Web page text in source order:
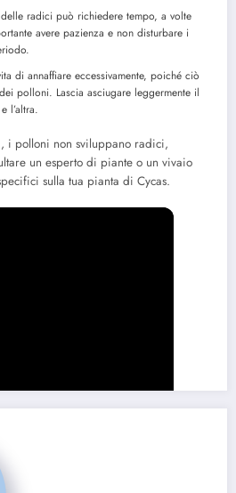
radici può richiedere tempo, a volte
avere pazienza e non disturbare i
di annaffiare eccessivamente, poiché ciò
polloni. Lascia asciugare leggermente il
l’altra.
i polloni non sviluppano radici,
un esperto di piante o un vivaio
sulla tua pianta di Cycas.